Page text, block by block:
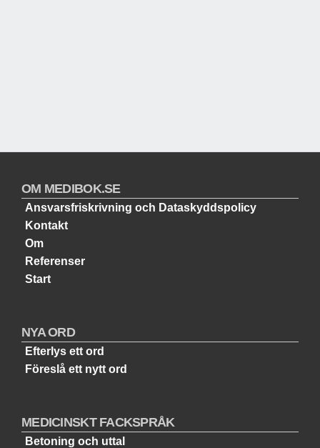
OM MEDIBOK.SE
Ansvarsfriskrivning och Dataskyddspolicy
Kontakt
Om
Referenser
Start
NYA ORD
Efterlys ett ord
Föreslå ett nytt ord
MEDICINSKT FACKSPRÅK
Betoning och uttal